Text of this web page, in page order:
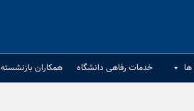
خدمات رفاهی دانشگاه همکاران بازنشسته